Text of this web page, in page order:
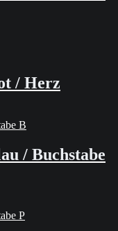
/ Herz
/ Buchstabe